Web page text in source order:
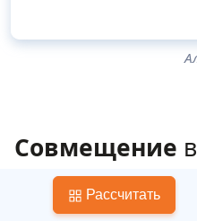
Совмещение
Очень эффектно
Рассчитать